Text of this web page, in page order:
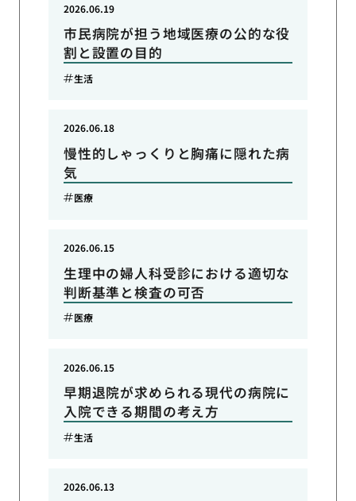
市民病院が担う地域医療の公的な役
割と設置の目的
2026.06.19
生活
慢性的しゃっくりと胸痛に隠れた病
気
2026.06.18
医療
生理中の婦人科受診における適切な
判断基準と検査の可否
2026.06.15
医療
早期退院が求められる現代の病院に
入院できる期間の考え方
2026.06.15
生活
2026.06.13